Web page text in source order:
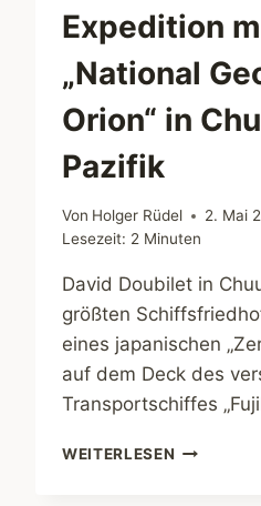
Expedition
„National
Orion“ in
Pazifik
Von Holger Rüdel
2. Mai
Lesezeit: 2 Minuten
David Doubilet in
größten
eines japanischen
auf dem Deck des
Transportschiffes
WEITERLESEN DAVID-